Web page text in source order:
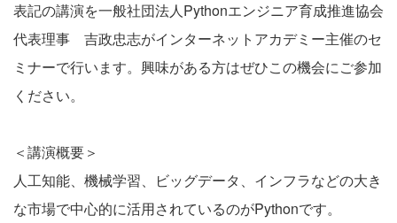
表記の講演を一般社団法人Pythonエンジニア育成推進協会
代表理事 吉政忠志がインターネットアカデミー主催のセ
ミナーで行います。興味がある方はぜひこの機会にご参加
ください。
＜講演概要＞
人工知能、機械学習、ビッグデータ、インフラなどの大き
な市場で中心的に活用されているのがPythonです。